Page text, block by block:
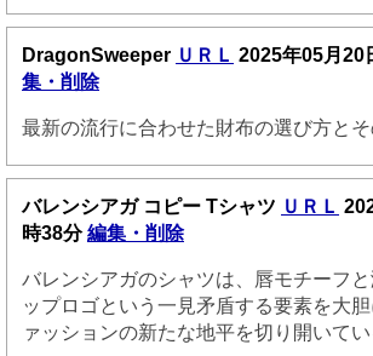
DragonSweeper ＵＲＬ 2025年05月20
集・削除
最新の流行に合わせた財布の選び方と
バレンシアガ コピー Tシャツ ＵＲＬ
時38分編集・削除
バレンシアガのシャツは、唇モチーフ
ップロゴという一見矛盾する要素を大
ァッションの新たな地平を切り開いて